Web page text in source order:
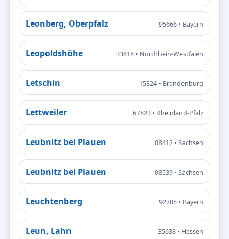
Leonberg, Oberpfalz 95666 • Bayern
Leopoldshöhe 33818 • Nordrhein-Westfalen
Letschin 15324 • Brandenburg
Lettweiler 67823 • Rheinland-Pfalz
Leubnitz bei Plauen 08412 • Sachsen
Leubnitz bei Plauen 08539 • Sachsen
Leuchtenberg 92705 • Bayern
Leun, Lahn 35638 • Hessen